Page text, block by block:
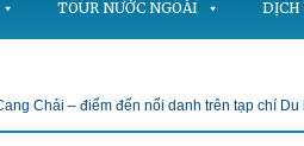
TOUR NƯỚC NGOÀI DỊCH
Chải – điểm đến nổi danh trên tạp chí Du